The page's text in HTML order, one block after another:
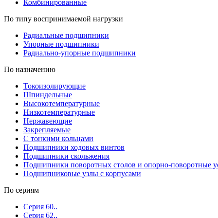
Комбинированные
По типу воспринимаемой нагрузки
Радиальные подшипники
Упорные подшипники
Радиально-упорные подшипники
По назначению
Токоизолирующие
Шпиндельные
Высокотемпературные
Низкотемпературные
Нержавеющие
Закрепляемые
С тонкими кольцами
Подшипники ходовых винтов
Подшипники скольжения
Подшипники поворотных столов и опорно-поворотные
Подшипниковые узлы с корпусами
По сериям
Серия 60..
Серия 62..